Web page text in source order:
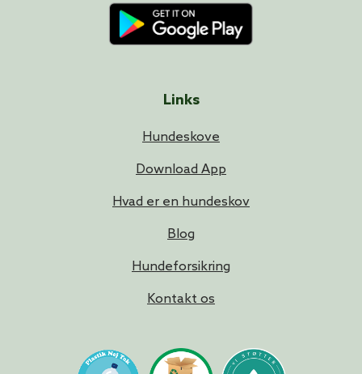
Links
Hundeskove
Download App
Hvad er en hundeskov
Blog
Hundeforsikring
Kontakt os